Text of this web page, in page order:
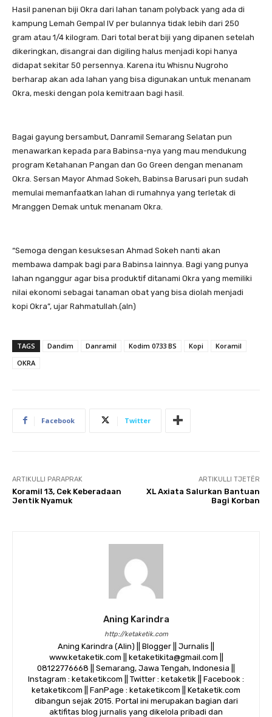
Hasil panenan biji Okra dari lahan tanam polyback yang ada di
kampung Lemah Gempal IV per bulannya tidak lebih dari 250
gram atau 1/4 kilogram. Dari total berat biji yang dipanen setelah
dikeringkan, disangrai dan digiling halus menjadi kopi hanya
didapat sekitar 50 persennya. Karena itu Whisnu Nugroho
berharap akan ada lahan yang bisa digunakan untuk menanam
Okra, meski dengan pola kemitraan bagi hasil.
Bagai gayung bersambut, Danramil Semarang Selatan pun
menawarkan kepada para Babinsa-nya yang mau mendukung
program Ketahanan Pangan dan Go Green dengan menanam
Okra. Sersan Mayor Ahmad Sokeh, Babinsa Barusari pun sudah
memulai memanfaatkan lahan di rumahnya yang terletak di
Mranggen Demak untuk menanam Okra.
“Semoga dengan kesuksesan Ahmad Sokeh nanti akan
membawa dampak bagi para Babinsa lainnya. Bagi yang punya
lahan nganggur agar bisa produktif ditanami Okra yang memiliki
nilai ekonomi sebagai tanaman obat yang bisa diolah menjadi
kopi Okra”, ujar Rahmatullah.(aln)
TAGS Dandim Danramil Kodim 0733 BS Kopi
Koramil
OKRA
Facebook Twitter
ARTIKULLI PARAPRAK
Koramil 13, Cek Keberadaan
Jentik Nyamuk
ARTIKULLI TJETËR
XL Axiata Salurkan Bantuan
Bagi Korban
Aning Karindra
http://ketaketik.com
Aning Karindra (Alin) || Blogger || Jurnalis ||
www.ketaketik.com || ketaketikita@gmail.com ||
08122776668 || Semarang, Jawa Tengah, Indonesia ||
Instagram : ketaketikcom || Twitter : ketaketik || Facebook :
ketaketikcom || FanPage : ketaketikcom || Ketaketik.com
dibangun sejak 2015. Portal ini merupakan bagian dari
aktifitas blog jurnalis yang dikelola pribadi dan